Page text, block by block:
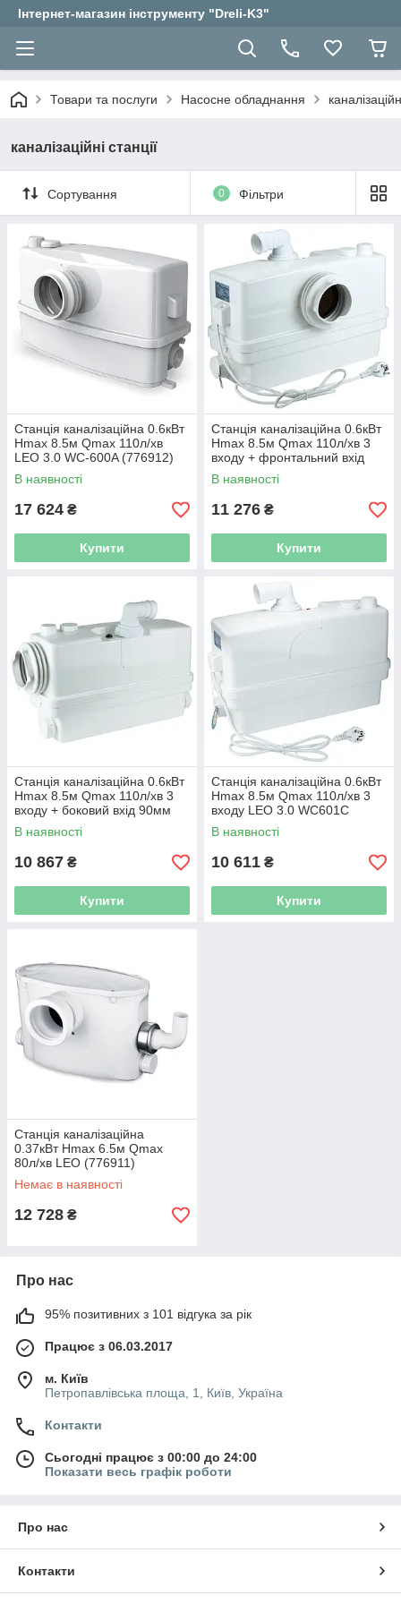
Інтернет-магазин інструменту "Dreli-K3"
Товари та послуги Насосне обладнання
каналізаційні станції
Сортування 0 Фільтри
Станція каналізаційна 0.6кВт
Hmax 8.5м Qmax 110л/хв
LEO 3.0 WC-600A (776912)
В наявності
17 624 ₴
Купити
Станція каналізаційна 0.6кВт
Hmax 8.5м Qmax 110л/хв 3
входу + фронтальний вхід
90мм LEO 3.0 WC601A
(776914)
В наявності
11 276 ₴
Купити
Станція каналізаційна 0.6кВт
Hmax 8.5м Qmax 110л/хв 3
входу + боковий вхід 90мм
LEO 3.0 WC601В (776916)
В наявності
10 867 ₴
Купити
Станція каналізаційна 0.6кВт
Hmax 8.5м Qmax 110л/хв 3
входу LEO 3.0 WC601С
(776918)
В наявності
10 611 ₴
Купити
Станція каналізаційна
0.37кВт Hmax 6.5м Qmax
80л/хв LEO (776911)
Немає в наявності
12 728 ₴
Про нас
95% позитивних з 101 відгука за рік
Працює з 06.03.2017
м. Київ
Петропавлівська площа, 1, Київ, Україна
Контакти
Сьогодні працює з 00:00 до 24:00
Показати весь графік роботи
Про нас
Контакти